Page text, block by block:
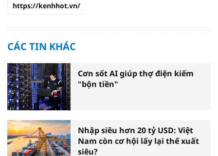
https://kenhhot.vn/
CÁC TIN KHÁC
Cơn sốt AI giúp thợ điện kiếm
"bộn tiền"
Nhập siêu hơn 20 tỷ USD: Việt
Nam còn cơ hội lấy lại thế xuất
siêu?